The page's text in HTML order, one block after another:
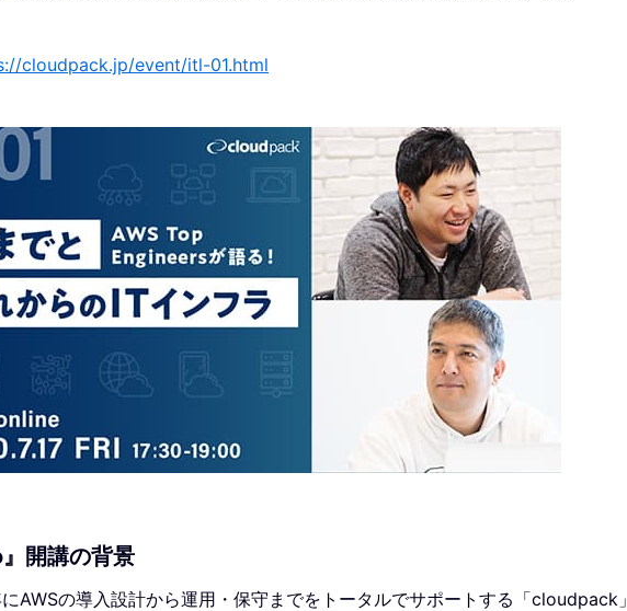
cloudpack.jp/event/itl-01.html
開講の背景
AWSの導入設計から運用・保守までをトータルでサポートする「cloudpack」